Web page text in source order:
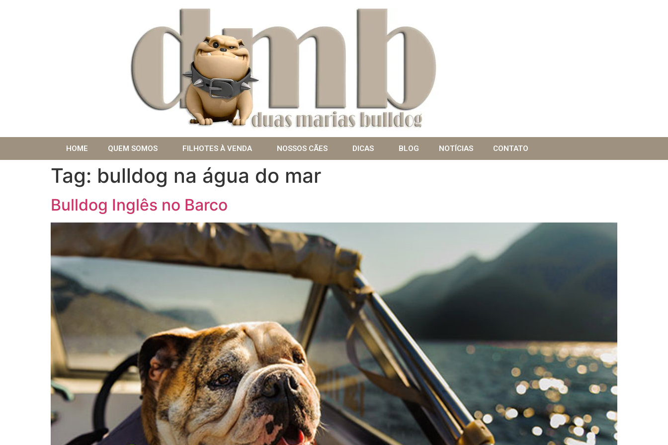
HOME QUEM SOMOS FILHOTES À VENDA NOSSOS CÃES DICAS BLOG NOTÍCIAS CONTATO
Tag: bulldog na água do mar
Bulldog Inglês no Barco